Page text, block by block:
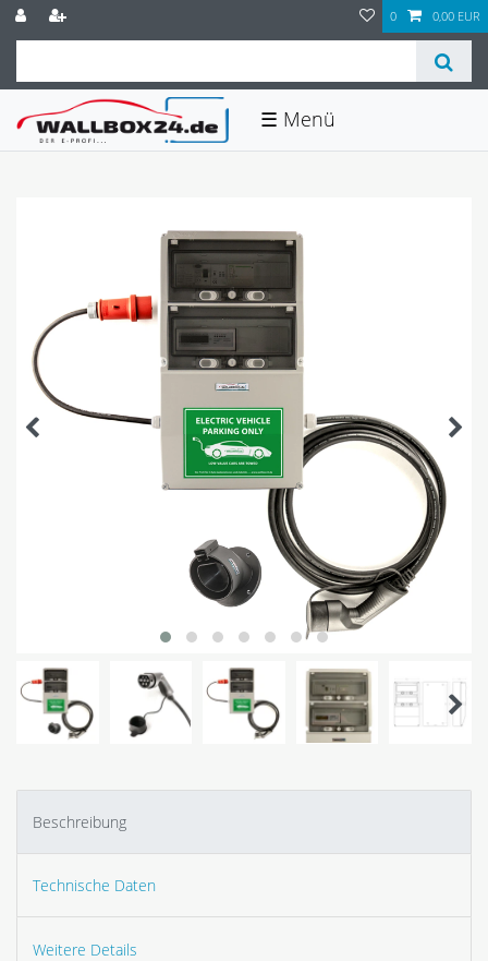
0 0,00 EUR
☰
Beschreibung
Technische Daten
Weitere Details